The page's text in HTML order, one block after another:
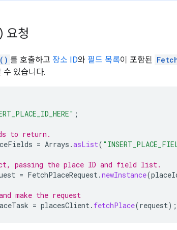
요청
를 호출하고 장소 ID와 필드 목록이 포함된
수 있습니다.
;
to return.
= Arrays .asList(
passing the place ID and field list.
= FetchPlaceRequest.newInstance(
make the request
= placesClient. fetchPlace(request);